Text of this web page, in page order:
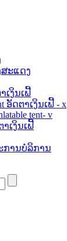
ະແດງ
ເງິນເຟີ້
ອັດຕາເງິນເຟີ້ - x
tent- v
ເງິນເຟີ້
ານບໍລິການ